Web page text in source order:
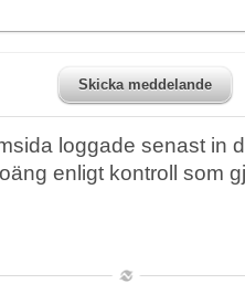
Skicka meddelande
loggade senast in
enligt kontroll som